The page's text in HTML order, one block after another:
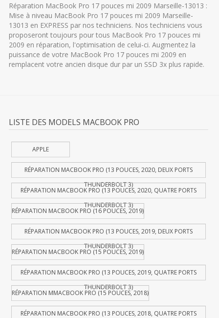
Réparation MacBook Pro 17 pouces mi 2009 Marseille-13013 :
Mise à niveau MacBook Pro 17 pouces mi 2009 Marseille-
13013 en EXPRESS par nos techniciens. Nos techniciens vous
proposeront toujours pour tous MacBook Pro 17 pouces mi
2009 en réparation, l'optimisation de celui-ci. Augmentez la
puissance de votre MacBook Pro 17 pouces mi 2009 en
remplacent votre ancien disque dur par un SSD 3x plus rapide.
LISTE DES MODELS MACBOOK PRO
APPLE
RÉPARATION MACBOOK PRO (13 POUCES, 2020, DEUX PORTS
THUNDERBOLT 3)
RÉPARATION MACBOOK PRO (13 POUCES, 2020, QUATRE PORTS
THUNDERBOLT 3)
RÉPARATION MACBOOK PRO (16 POUCES, 2019)
RÉPARATION MACBOOK PRO (13 POUCES, 2019, DEUX PORTS
THUNDERBOLT 3)
RÉPARATION MACBOOK PRO (15 POUCES, 2019)
RÉPARATION MACBOOK PRO (13 POUCES, 2019, QUATRE PORTS
THUNDERBOLT 3)
RÉPARATION MMACBOOK PRO (15 POUCES, 2018)
RÉPARATION MACBOOK PRO (13 POUCES, 2018, QUATRE PORTS